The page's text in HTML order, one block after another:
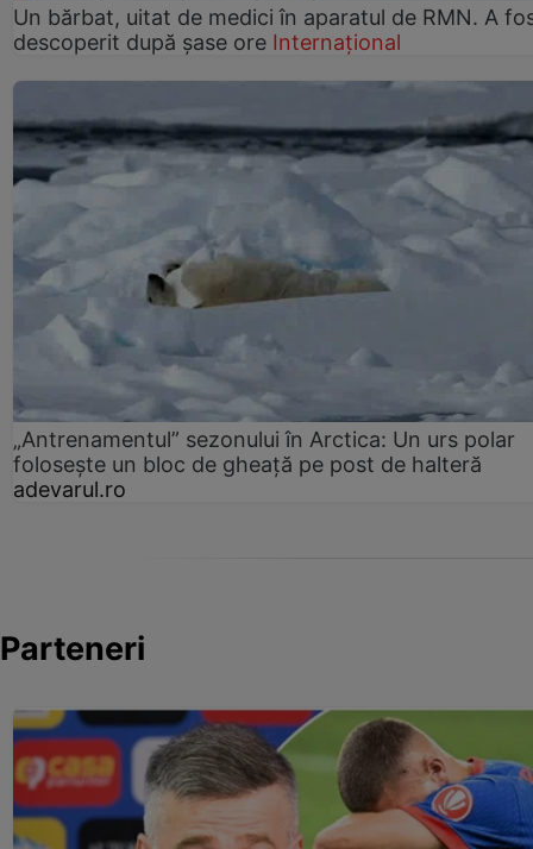
Un bărbat, uitat de medici în aparatul de RMN. A
descoperit după șase ore Internațional
„Antrenamentul” sezonului în Arctica: Un urs polar
folosește un bloc de gheață pe post de halteră
adevarul.ro
Parteneri